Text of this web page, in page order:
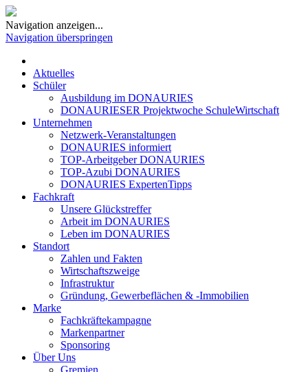
Navigation anzeigen...
Navigation überspringen
Aktuelles
Schüler
Ausbildung im DONAURIES
DONAURIESER Projektwoche SchuleWirtschaft
Unternehmen
Netzwerk-Veranstaltungen
DONAURIES informiert
TOP-Arbeitgeber DONAURIES
TOP-Azubi DONAURIES
DONAURIES ExpertenTipps
Fachkraft
Unsere Glückstreffer
Arbeit im DONAURIES
Leben im DONAURIES
Standort
Zahlen und Fakten
Wirtschaftszweige
Infrastruktur
Gründung, Gewerbeflächen & -Immobilien
Marke
Fachkräftekampagne
Markenpartner
Sponsoring
Über Uns
Gremien